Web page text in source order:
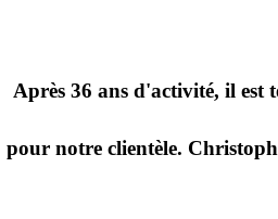
Après 36 ans d'activité, il est
pour notre clientèle.